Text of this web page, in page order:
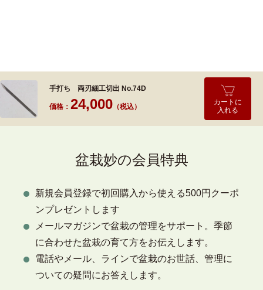
手打ち 両刃細工切出 No.74D
価格： 24,000 （税込）
カートに
入れる
盆栽妙の会員特典
新規会員登録で初回購入から使える500円クーポ
ンプレゼントします
メールマガジンで盆栽の管理をサポート。季節
に合わせた盆栽の育て方をお伝えします。
電話やメール、ラインで盆栽のお世話、管理に
ついての疑問にお答えします。